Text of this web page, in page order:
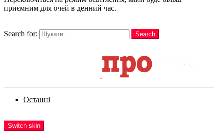
приємним для очей в денний час.
Search for:
Search
Останні
Switch skin